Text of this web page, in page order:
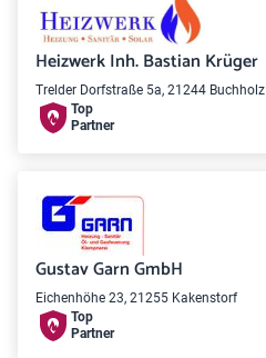
Heizwerk Inh. Bastian Krüger
Trelder Dorfstraße 5a, 21244 Buchholz
Top
Partner
Gustav Garn GmbH
Eichenhöhe 23, 21255 Kakenstorf
Top
Partner